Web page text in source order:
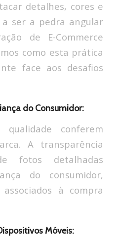
detalhes, cores e
ser a pedra angular
de E-Commerce
como esta prática
face aos desafios
do Consumidor:
conferem
A transparência
fotos detalhadas
do consumidor,
à compra
Móveis: